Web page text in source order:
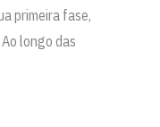
primeira fase,
longo das